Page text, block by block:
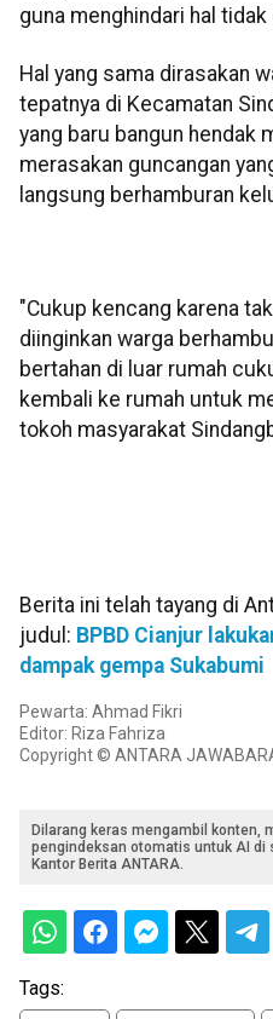
guna menghindari hal tidak
Hal yang sama dirasakan
tepatnya di Kecamatan
yang baru bangun hendak
merasakan guncangan
langsung berhamburan
"Cukup kencang karena
diinginkan warga
bertahan di luar rumah
kembali ke rumah untuk
tokoh masyarakat
Berita ini telah tayang di
judul: BPBD Cianjur
dampak gempa Sukabumi
Pewarta: Ahmad Fikri
Editor: Riza Fahriza
Copyright © ANTARA
Dilarang keras mengambil konten,
pengindeksan otomatis untuk AI
Kantor Berita ANTARA.
Tags: